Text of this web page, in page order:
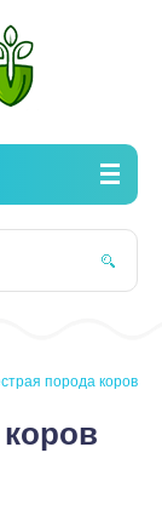
порода коров